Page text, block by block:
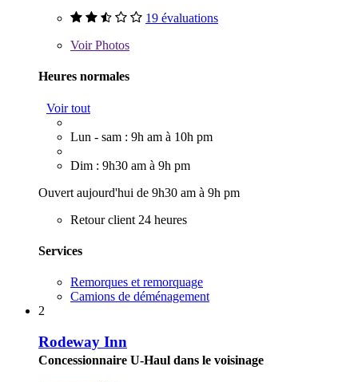
19 évaluations
VoirPhotos
Heures normales
Voir tout
Lun - sam : 9h am à 10h pm
Dim : 9h30 am à 9h pm
Ouvert aujourd'hui de 9h30 am à 9h pm
Retour client 24 heures
Services
Remorques et remorquage
Camions de déménagement
2
Rodeway Inn
Concessionnaire U-Haul dans le voisinage